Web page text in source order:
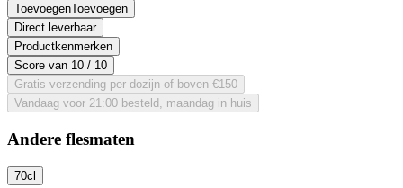
ToevoegenToevoegen
Direct leverbaar
Productkenmerken
Score van 10 / 10
Gratis verzending per dozijn of boven €150
Vandaag voor 21:00 besteld, maandag in huis
Andere flesmaten
70cl